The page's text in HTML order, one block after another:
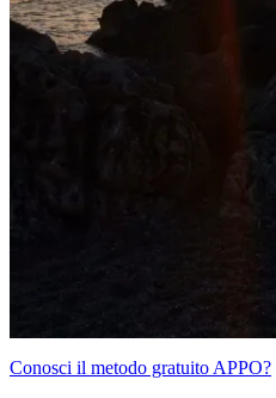
Conosci il metodo gratuito APPO?